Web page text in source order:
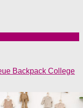
Backpack College